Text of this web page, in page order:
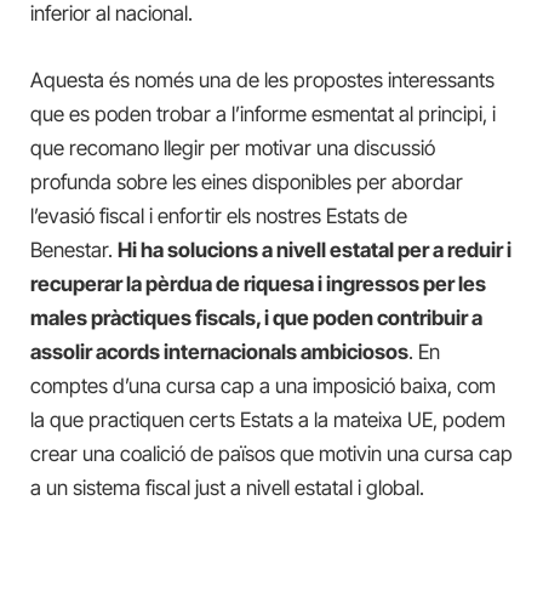
inferior al nacional.
Aquesta és només una de les propostes interessants
que es poden trobar a l’informe esmentat al principi, i
que recomano llegir per motivar una discussió
profunda sobre les eines disponibles per abordar
l’evasió fiscal i enfortir els nostres Estats de
Benestar. Hi ha solucions a nivell estatal per a reduir i
recuperar la pèrdua de riquesa i ingressos per les
males pràctiques fiscals, i que poden contribuir a
assolir acords internacionals ambiciosos. En
comptes d’una cursa cap a una imposició baixa, com
la que practiquen certs Estats a la mateixa UE, podem
crear una coalició de països que motivin una cursa cap
a un sistema fiscal just a nivell estatal i global.